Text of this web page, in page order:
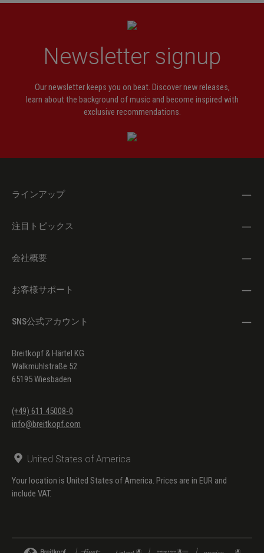
Newsletter signup
Our newsletter keeps you on beat. Discover new releases,
learn about the background of music and become inspired with
exclusive recommendations.
ラインアップ
注目トピックス
会社概要
お客様サポート
SNS公式アカウント
Breitkopf & Härtel KG
Walkmühlstraße 52
65195 Wiesbaden
(+49) 611 45008-0
info@breitkopf.com
United States of America
Your location is United States of America. Prices are in EUR and
include VAT.